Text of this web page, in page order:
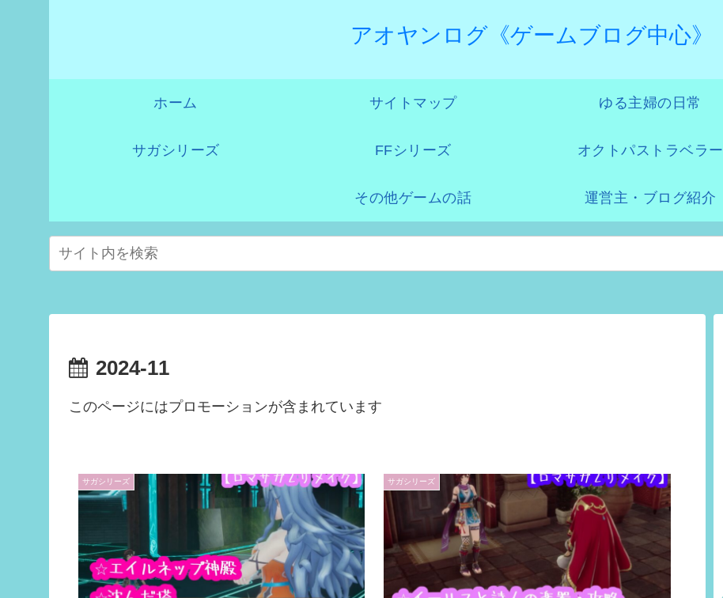
アオヤンログ《ゲームブログ中心》
ホーム サイトマップ ゆる主婦の日常
サガシリーズ FFシリーズ オクトパストラベラー
その他ゲームの話 運営主・ブログ紹介
2024-11
このページにはプロモーションが含まれています
サガシリーズ サガシリーズ